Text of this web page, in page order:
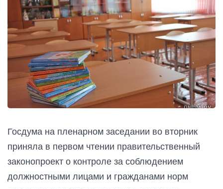
Госдума на пленарном заседании во вторник
приняла в первом чтении правительственный
законопроект о контроле за соблюдением
должностными лицами и гражданами норм